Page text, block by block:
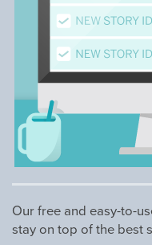
Our free and easy-to-
stay on top of the best